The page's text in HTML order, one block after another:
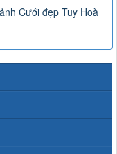
Cưới đẹp Tuy Hoà